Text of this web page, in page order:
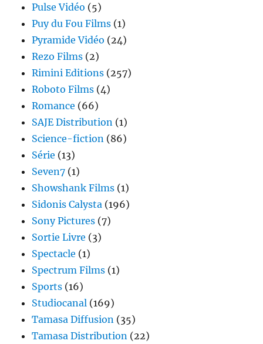
Pulse Vidéo (5)
Puy du Fou Films (1)
Pyramide Vidéo (24)
Rezo Films (2)
Rimini Editions (257)
Roboto Films (4)
Romance (66)
SAJE Distribution (1)
Science-fiction (86)
Série (13)
Seven7 (1)
Showshank Films (1)
Sidonis Calysta (196)
Sony Pictures (7)
Sortie Livre (3)
Spectacle (1)
Spectrum Films (1)
Sports (16)
Studiocanal (169)
Tamasa Diffusion (35)
Tamasa Distribution (22)